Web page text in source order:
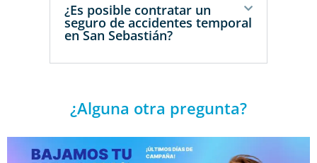
¿Es posible contratar un
seguro de accidentes temporal
en San Sebastián?
¿Alguna otra pregunta?